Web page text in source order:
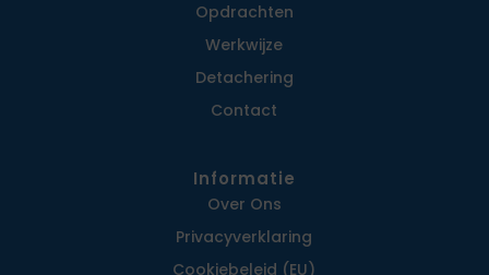
Opdrachten
Werkwijze
Detachering
Contact
Informatie
Over Ons
Privacy­verklaring
Cookiebeleid (EU)